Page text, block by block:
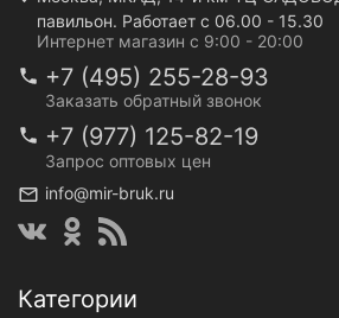
павильон. Работает с 06.00 - 15.30
Интернет магазин с 9:00 - 20:00
+7 (495) 255-28-93
Заказать обратный звонок
+7 (977) 125-82-19
Запрос оптовых цен
info@mir-bruk.ru
Категории